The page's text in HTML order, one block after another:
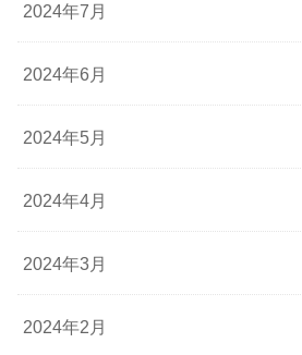
2024年7月
2024年6月
2024年5月
2024年4月
2024年3月
2024年2月